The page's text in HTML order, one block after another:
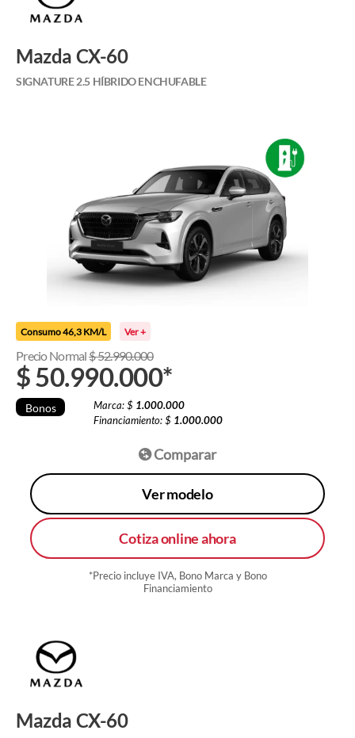
Mazda CX-60
SIGNATURE 2.5 HÍBRIDO ENCHUFABLE
Consumo 46,3 KM/L Ver +
Precio Normal$52.990.000
$50.990.000*
Bonos Marca: $ 1.000.000
Financiamiento: $ 1.000.000
Comparar
Ver modelo
Cotiza online ahora
*Precio incluye IVA, Bono Marca y Bono
Financiamiento
Mazda CX-60